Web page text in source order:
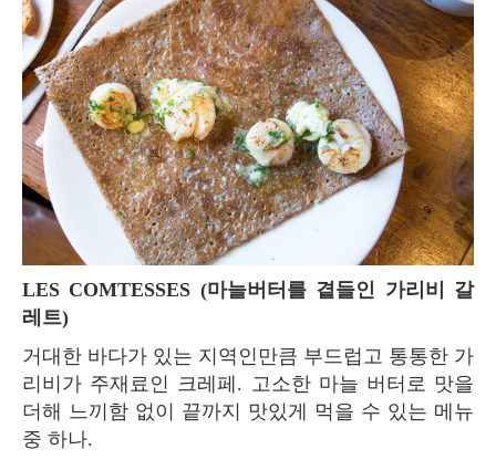
LES COMTESSES (마늘버터를 곁들인 가리비 갈
레트)
거대한 바다가 있는 지역인만큼 부드럽고 통통한 가
리비가 주재료인 크레페. 고소한 마늘 버터로 맛을
더해 느끼함 없이 끝까지 맛있게 먹을 수 있는 메뉴
중 하나.